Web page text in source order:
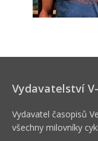
Vydavatelství
Vydavatel časopisů
všechny milovníky